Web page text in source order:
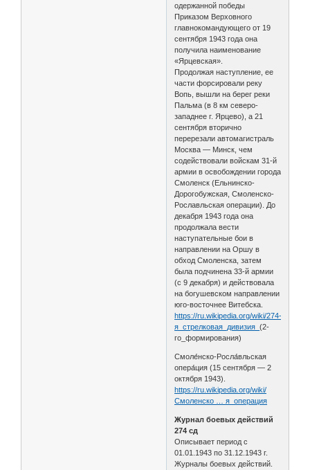
одержанной победы
Приказом Верховного
главнокомандующего от 19
сентября 1943 года она
получила наименование
«Ярцевская».
Продолжая наступление, ее
части форсировали реку
Вопь, вышли на берег реки
Пальма (в 8 км северо-
западнее г. Ярцево), а 21
сентября вторично
перерезали автомагистраль
Москва — Минск, чем
содействовали войскам 31-й
армии в освобождении города
Смоленск (Ельнинско-
Дорогобужская, Смоленско-
Рославльская операции). До
декабря 1943 года она
продолжала вести
наступательные бои в
направлении на Оршу в
обход Смоленска, затем
была подчинена 33-й армии
(с 9 декабря) и действовала
на богушевском направлении
юго-восточнее Витебска.
https://ru.wikipedia.org/wiki/274-
я_стрелковая_дивизия_(2-
го_формирования)
Смоле́нско-Росла́вльская
опера́ция (15 сентября — 2
октября 1943).
https://ru.wikipedia.org/wiki/
Смоленско … я_операция
Журнал боевых действий
274 сд
Описывает период с
01.01.1943 по 31.12.1943 г.
Журналы боевых действий.